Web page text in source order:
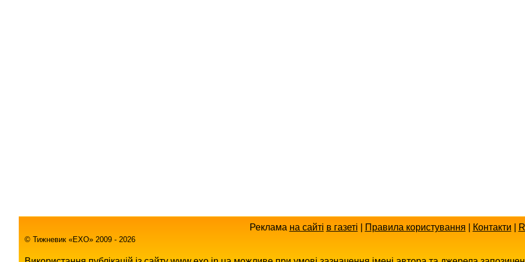
Реклама на сайті в газеті Правила користування Контакти
© Тижневик «EХO» 2009 - 2026